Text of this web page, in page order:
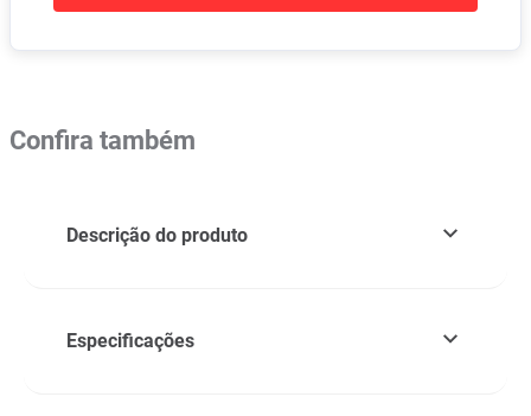
Confira também
Descrição do produto
Especificações